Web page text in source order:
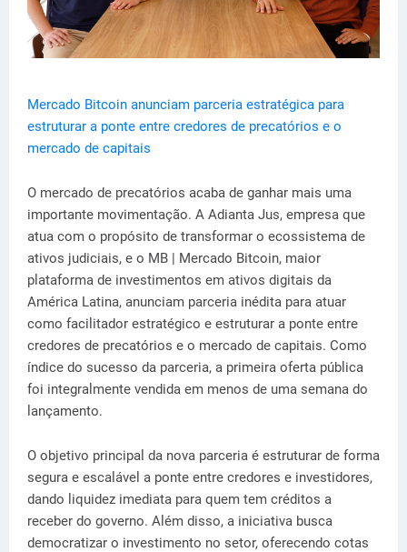
Mercado Bitcoin anunciam parceria estratégica para
estruturar a ponte entre credores de precatórios e o
mercado de capitais
O mercado de precatórios acaba de ganhar mais uma
importante movimentação. A Adianta Jus, empresa que
atua com o propósito de transformar o ecossistema de
ativos judiciais, e o MB | Mercado Bitcoin, maior
plataforma de investimentos em ativos digitais da
América Latina, anunciam parceria inédita para atuar
como facilitador estratégico e estruturar a ponte entre
credores de precatórios e o mercado de capitais. Como
índice do sucesso da parceria, a primeira oferta pública
foi integralmente vendida em menos de uma semana do
lançamento.
O objetivo principal da nova parceria é estruturar de forma
segura e escalável a ponte entre credores e investidores,
dando liquidez imediata para quem tem créditos a
receber do governo. Além disso, a iniciativa busca
democratizar o investimento no setor, oferecendo cotas